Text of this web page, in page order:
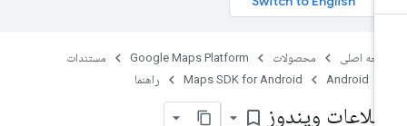
اصلی محصولات Google Maps Platform
مستندات
Android
Maps SDK for Android راهنما
ویندوز bookmark_border